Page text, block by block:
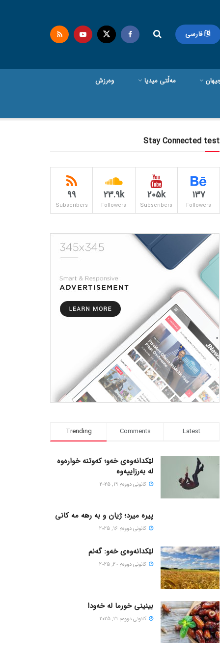
فارسی
مەڵتی میدیا وەرزش
Stay Connected test
137
Followers
205k
Subscribers
23.9k
Followers
99
Subscribers
Trending Comments Latest
لێکدانەوەی خەو؛ کەوتنە خوارەوە
لە بەرزاییەوە
كانونی دووه‌م 19, 2025
پیره میرد؛ ژیان و به رهه مه کانی
كانونی دووه‌م 16, 2025
لێکدانەوەی خەو: گەنم
كانونی دووه‌م 20, 2025
بینینی خورما لە خەودا
كانونی دووه‌م 21, 2025